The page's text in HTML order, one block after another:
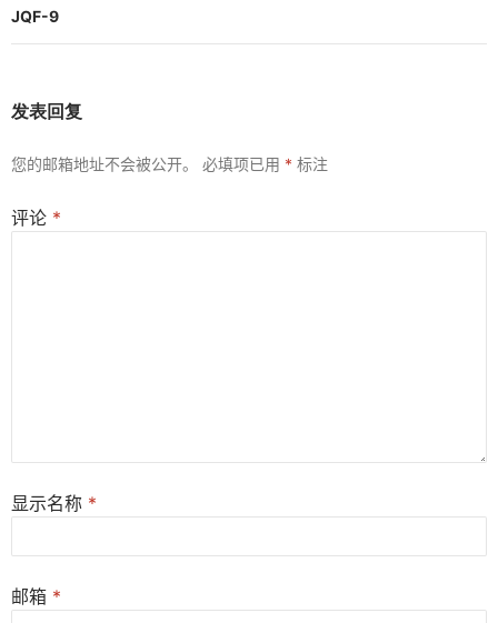
航
JQF-9
发表回复
您的邮箱地址不会被公开。 必填项已用 * 标注
评论 *
显示名称 *
邮箱 *